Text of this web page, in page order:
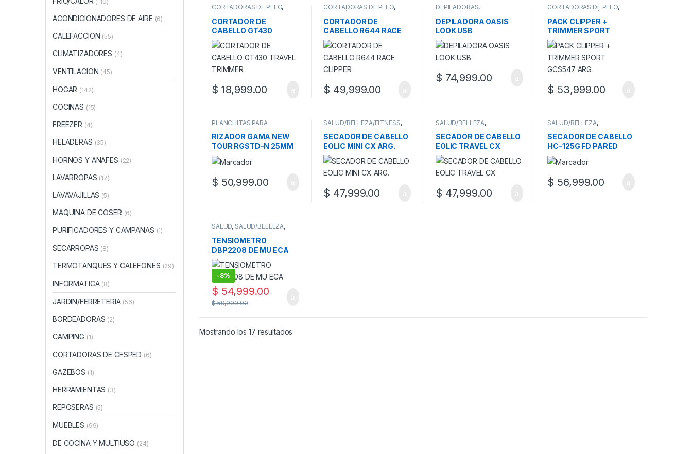
CORTADORAS DE PELO,
SALUD/BELLEZA
SALUD/BELLEZA/FITNESS
CORTADOR DE
CABELLO GT430
TRAVEL TRIMMER
$ 18,999.00
CORTADORAS DE PELO,
SALUD/BELLEZA
SALUD/BELLEZA/FITNESS
CORTADOR DE
CABELLO R644 RACE
CLIPPER
$ 49,999.00
DEPILADORAS,
SALUD/BELLEZA
SALUD/BELLEZA/FITNESS
DEPILADORA OASIS
LOOK USB
$ 74,999.00
CORTADORAS DE PELO,
SALUD/BELLEZA/FITNESS
PACK CLIPPER +
TRIMMER SPORT
GCS547 ARG
$ 53,999.00
PLANCHITAS PARA
SALUD/BELLEZA/FITNESS
RIZADOR GAMA NEW
TOUR RGSTD-N 25MM
$ 50,999.00
SALUD/BELLEZA/FITNESS,
SECADORES DE CABELLOS
SECADOR DE CABELLO
EOLIC MINI CX ARG.
$ 47,999.00
SALUD/BELLEZA,
SALUD/BELLEZA/FITNESS
SECADORES DE CABELLOS
SECADOR DE CABELLO
EOLIC TRAVEL CX
$ 47,999.00
SALUD/BELLEZA,
SALUD/BELLEZA/FITNESS
SECADORES DE CABELLOS
SECADOR DE CABELLO
HC-125G FD PARED
$ 56,999.00
SALUD, SALUD/BELLEZA,
SALUD/BELLEZA/FITNESS
TENSIOMETROS
TENSIOMETRO
DBP2208 DE MU ECA
-8%
$ 54,999.00
$59,999.00
Mostrando los 17 resultados
ACONDICIONADORES DE AIRE (6)
CALEFACCION (55)
CLIMATIZADORES (4)
VENTILACION (45)
HOGAR (142)
COCINAS (15)
FREEZER (4)
HELADERAS (35)
HORNOS Y ANAFES (22)
LAVARROPAS (17)
LAVAVAJILLAS (5)
MAQUINA DE COSER (6)
PURIFICADORES Y CAMPANAS (1)
SECARROPAS (8)
TERMOTANQUES Y CALEFONES (29)
INFORMATICA (8)
JARDIN/FERRETERIA (56)
BORDEADORAS (2)
CAMPING (1)
CORTADORAS DE CESPED (6)
GAZEBOS (1)
HERRAMIENTAS (3)
REPOSERAS (5)
MUEBLES (99)
DE COCINA Y MULTIUSO (24)